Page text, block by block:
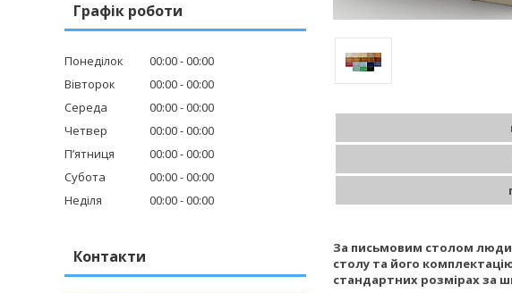
За письмовим столом
столу та його
стандартних розмірах за
Графік роботи
Понеділок 00:00 00:00
Вівторок
00:00 00:00
Середа
00:00 00:00
Четвер
00:00 00:00
Пʼятниця
00:00 00:00
Субота
00:00 00:00
Неділя
00:00 00:00
Контакти